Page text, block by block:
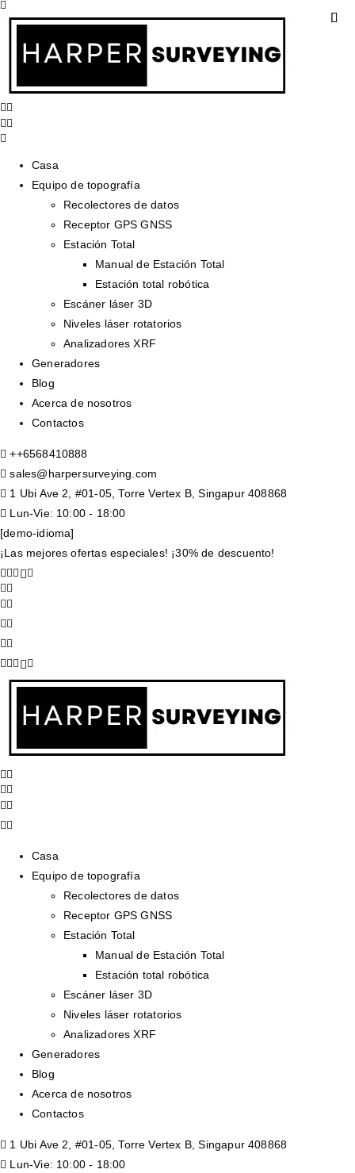
Casa
Equipo de topografía
Recolectores de datos
Receptor GPS GNSS
Estación Total
Manual de Estación Total
Estación total robótica
Escáner láser 3D
Niveles láser rotatorios
Analizadores XRF
Generadores
Blog
Acerca de nosotros
Contactos
++6568410888
sales@harpersurveying.com
1 Ubi Ave 2, #01-05, Torre Vertex B, Singapur 408868
Lun-Vie: 10:00 - 18:00
[demo-idioma]
¡Las mejores ofertas especiales! ¡30% de descuento!
Casa
Equipo de topografía
Recolectores de datos
Receptor GPS GNSS
Estación Total
Manual de Estación Total
Estación total robótica
Escáner láser 3D
Niveles láser rotatorios
Analizadores XRF
Generadores
Blog
Acerca de nosotros
Contactos
1 Ubi Ave 2, #01-05, Torre Vertex B, Singapur 408868
Lun-Vie: 10:00 - 18:00